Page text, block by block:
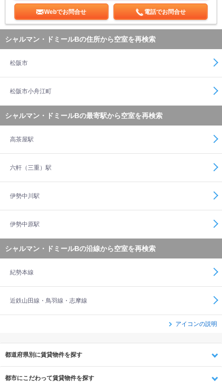
Webでお問合せ 電話でお問合せ
シャルマン・ドミールBの住所から空室を再検索
松阪市
松阪市小舟江町
シャルマン・ドミールBの最寄駅から空室を再検索
高茶屋駅
六軒（三重）駅
伊勢中川駅
伊勢中原駅
シャルマン・ドミールBの沿線から空室を再検索
紀勢本線
近鉄山田線・鳥羽線・志摩線
アイコンの説明
都道府県別に賃貸物件を探す
都市にこだわって賃貸物件を探す